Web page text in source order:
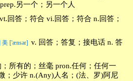
另一个；另一个人
vt.回答；符合 vi.回答；符合 n.回答；
美 ['ænsər] v. 回答；答复；接电话 n. 答
所有的；丝毫 pron.任何；任何一
；少许 n.(Any)人名；(法、罗)阿尼